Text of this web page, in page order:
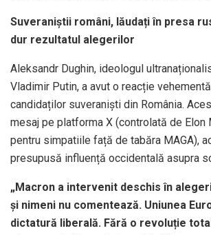
Suveraniștii români, lăudați în presa
dur rezultatul alegerilor
Aleksandr Dughin, ideologul
Vladimir Putin, a avut o reacție
candidaților suveraniști din România.
mesaj pe platforma X (controlată de Elon
pentru simpatiile față de tabăra MAGA),
presupusă influență occidentală asupra
„Macron a intervenit deschis în
și nimeni nu comentează. Uniunea
dictatură liberală. Fără o revoluție